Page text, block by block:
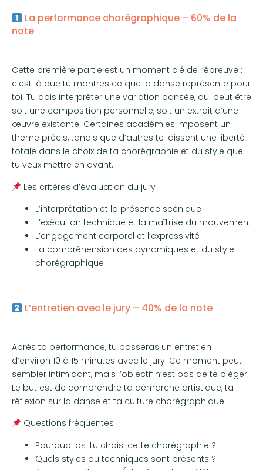
La performance chorégraphique – 60% de la
note
Cette première partie est un moment clé de l’épreuve :
c’est là que tu montres ce que la danse représente pour
toi. Tu dois interpréter une variation dansée, qui peut être
soit une composition personnelle, soit un extrait d’une
œuvre existante. Certaines académies imposent un
thème précis, tandis que d’autres te laissent une liberté
totale dans le choix de ta chorégraphie et du style que
tu veux mettre en avant.
Les critères d’évaluation du jury :
L’interprétation et la présence scénique
L’exécution technique et la maîtrise du mouvement
L’engagement corporel et l’expressivité
La compréhension des dynamiques et du style
chorégraphique
L’entretien avec le jury – 40% de la note
Après ta performance, tu passeras un entretien
d’environ 10 à 15 minutes avec le jury. Ce moment peut
sembler intimidant, mais l’objectif n’est pas de te piéger.
Le but est de comprendre ta démarche artistique, ta
réflexion sur la danse et ta culture chorégraphique.
Questions fréquentes :
Pourquoi as-tu choisi cette chorégraphie ?
Quels styles ou techniques sont présents ?